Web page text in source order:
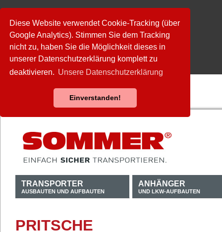
Diese Website verwendet Cookie-Tracking (über
Google Analytics). Stimmen Sie dem Tracking
nicht zu, haben Sie die Möglichkeit dieses in
unserer Datenschutzerklärung komplett zu
deaktivieren. Unsere Datenschutzerklärung
Einverstanden!
TRANSPORTER
AUSBAUTEN UND AUFBAUTEN
ANHÄNGER
UND LKW-AUFBAUTEN
PRITSCHE